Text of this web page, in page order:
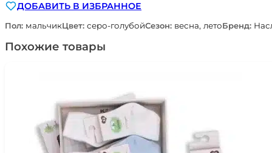
из
сетчатого
трикотажа
Выжанова
ДОБАВИТЬ В ИЗБРАННОЕ
Пол: мальчикЦвет: серо-голубойСезон: весна, летоБренд:
Похожие товары